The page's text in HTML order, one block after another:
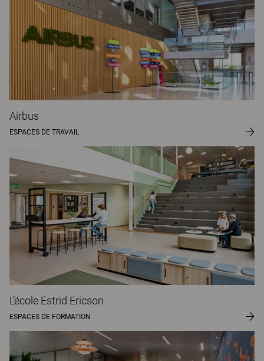
Airbus
ESPACES DE TRAVAIL
L’école Estrid Ericson
ESPACES DE FORMATION